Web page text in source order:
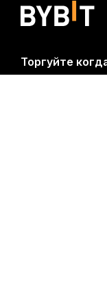
Торгуйте
$20